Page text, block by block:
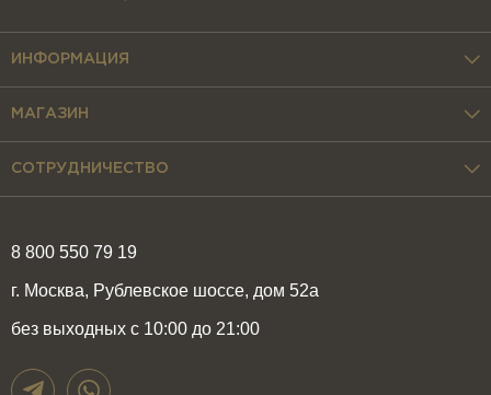
8 800 550 79 19
г. Москва, Рублевское шоссе, дом 52а
без выходных с 10:00 до 21:00
ИНФОРМАЦИЯ
МАГАЗИН
СОТРУДНИЧЕСТВО